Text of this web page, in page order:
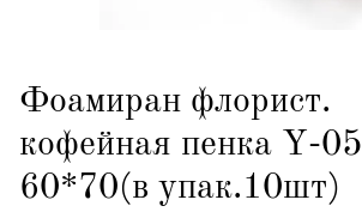
Фоамиран флорист.
кофейная пенка Y-05
60*70(в упак.10шт)